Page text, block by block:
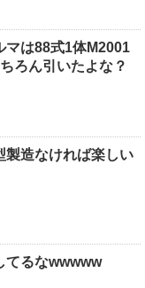
マは88式1体M2001
ろん引いたよな？
製造なければ楽しい
てるなwwwww